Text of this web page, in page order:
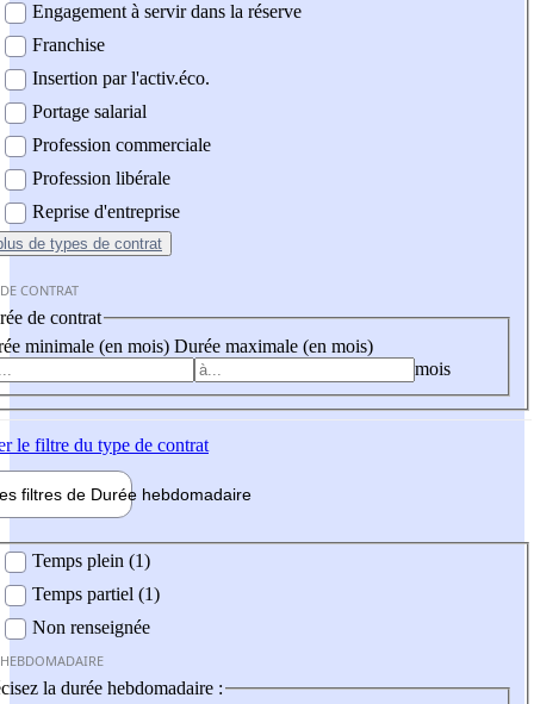
Engagement à servir dans la réserve
Franchise
Insertion par l'activ.éco.
Portage salarial
Profession commerciale
Profession libérale
Reprise d'entreprise
de types de contrat
CONTRAT
de contrat
minimale (en mois) Durée maximale (en mois)
mois
le filtre du type de contrat
filtres de Durée hebdomadaire
Temps plein (1)
Temps partiel (1)
Non renseignée
la durée hebdomadaire :